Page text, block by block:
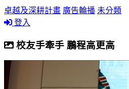
卓越及深耕計畫 廣告輪播 未分類
登入
校友手牽手 鵬程高更高